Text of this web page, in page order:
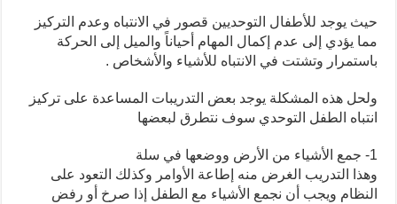
حيث يوجد للأطفال التوحديين قصور في الانتباه وعدم التركيز
مما يؤدي إلى عدم إكمال المهام أحياناً والميل إلى الحركة
باستمرار وتشتت في الانتباه للأشياء والأشخاص .
ولحل هذه المشكلة يوجد بعض التدريبات المساعدة على تركيز
انتباه الطفل التوحدي سوف نتطرق لبعضها
1- جمع الأشياء من الأرض ووضعها في سلة
وهذا التدريب الغرض منه إطاعة الأوامر وكذلك التعود على
النظام ويجب أن نجمع الأشياء مع الطفل إذا صرخ أو رفض